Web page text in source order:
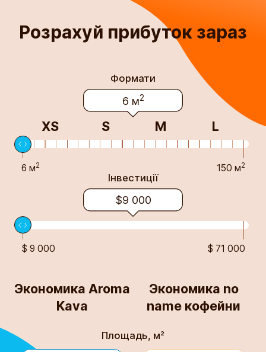
Розрахуй прибуток зараз
Формати
XS S М L
6 м2
6 м2 150 м2
Інвестиції
$9 000
$ 9 000 $ 71 000
Экономика Aroma
Kava
Экономика no
name кофейни
Площадь, м²